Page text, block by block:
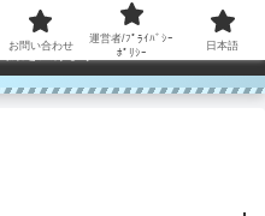
顔を広げます！
お問い合わせ
運営者/ﾌﾟﾗｲﾊﾞｼｰ
ﾎﾟﾘｼｰ
日本語